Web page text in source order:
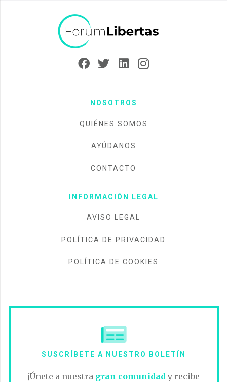
NOSOTROS
QUIÉNES SOMOS
AYÚDANOS
CONTACTO
INFORMACIÓN LEGAL
AVISO LEGAL
POLÍTICA DE PRIVACIDAD
POLÍTICA DE COOKIES
SUSCRÍBETE A NUESTRO BOLETÍN
¡Únete a nuestra gran comunidad y recibe